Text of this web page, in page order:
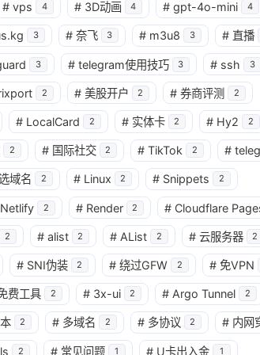
# vps 4 # 3D动画 4 # gpt-4o-mini 4
3 # 奈飞 3 # m3u8 3 # 直播
3 # telegram使用技巧 3 # ssh 3
2 # 美股开户 2 # 券商评测 2
# LocalCard 2 # 实体卡 2 # Hy2 2
2 # 国际社交 2 # TikTok 2 #
域名 2 # Linux 2 # Snippets 2
Netlify 2 # Render 2 # Cloudflare
2 # alist 2 # AList 2 # 云服务器 2
# SNI伪装 2 # 绕过GFW 2 # 免VPN
费工具 2 # 3x-ui 2 # Argo Tunnel 2
2 # 多域名 2 # 多协议 2 # 内网
2 # 常见问题 1 # U卡出入金 1